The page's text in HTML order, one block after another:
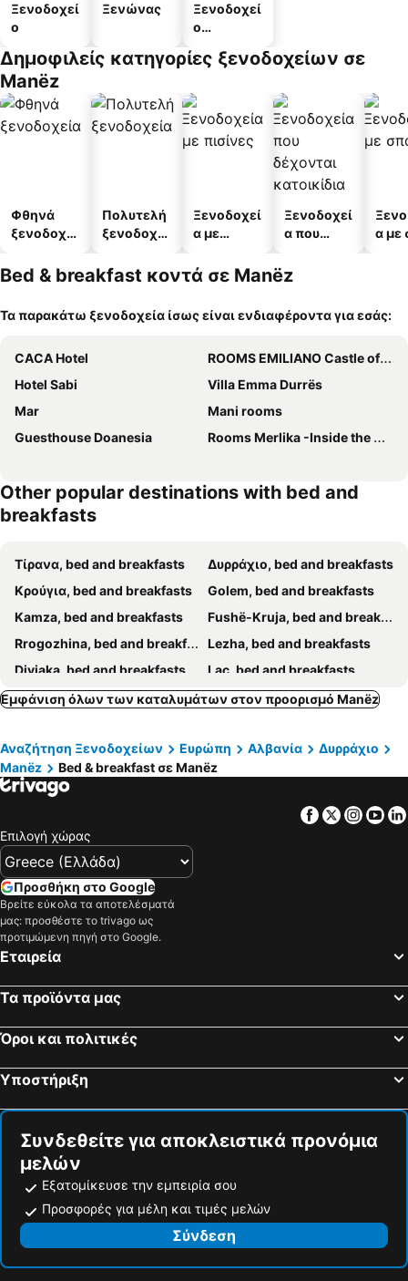
Ξενοδοχεί
ο
Ξενώνας
Ξενοδοχεί
ο
άτων
Δημοφιλείς κατηγορίες ξενοδοχείων σε
Manëz
Φθηνά
ξενοδοχεί
Πολυτελή
ξενοδοχεί
Ξενοδοχεί
α με
Ξενοδοχεί
α που
κατοικίδι
α με
Bed & breakfast κοντά σε Manëz
Τα παρακάτω ξενοδοχεία ίσως είναι ενδιαφέροντα για εσάς:
CACA Hotel
ROOMS EMILIANO Castle of Kruja
Hotel Sabi
Villa Emma Durrës
Mar
Mani rooms
Guesthouse Doanesia
Rooms Merlika -Inside the Castle-
Other popular destinations with bed and
breakfasts
Τίρανα, bed and breakfasts
Δυρράχιο, bed and breakfasts
Κρούγια, bed and breakfasts
Golem, bed and breakfasts
Kamza, bed and breakfasts
Fushë-Kruja, bed and breakfasts
Rrogozhina, bed and breakfasts
Lezha, bed and breakfasts
Divjaka, bed and breakfasts
Laç, bed and breakfasts
Rubik, bed and breakfasts
Kavaja, bed and breakfasts
Εμφάνιση όλων των καταλυμάτων στον προορισμό Manëz
Αναζήτηση Ξενοδοχείων Ευρώπη Αλβανία
Δυρράχιο
Manëz
Bed & breakfast σε Manëz
Facebook
Twitter
Επιλογή χώρας
Προσθήκη στο Google
Βρείτε εύκολα τα αποτελέσματά
μας: προσθέστε το trivago ως
προτιμώμενη πηγή στο Google.
Εταιρεία
Τα προϊόντα μας
Όροι και πολιτικές
Υποστήριξη
Συνδεθείτε για αποκλειστικά προνόμια
μελών
Εξατομίκευσε την εμπειρία σου
Προσφορές για μέλη και τιμές μελών
Σύνδεση